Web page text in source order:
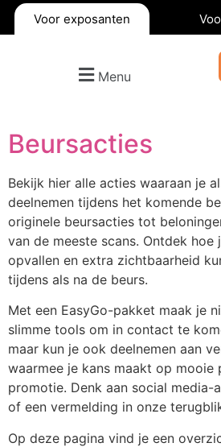
Voor exposanten
Menu
Beursacties
Bekijk hier alle acties waaraan je
deelnemen tijdens het komende
originele beursacties tot
van de meeste scans. Ontdek hoe
opvallen en extra zichtbaarheid
tijdens als na de beurs.
Met een EasyGo-pakket maak je
slimme tools om in contact te
maar kun je ook deelnemen aan
waarmee je kans maakt op mooie
promotie. Denk aan social media-
of een vermelding in onze
Op deze pagina vind je een